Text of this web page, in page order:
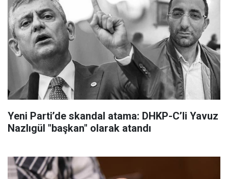
Yeni Parti’de skandal atama: DHKP-C’li Yavuz
Nazlıgül "başkan" olarak atandı